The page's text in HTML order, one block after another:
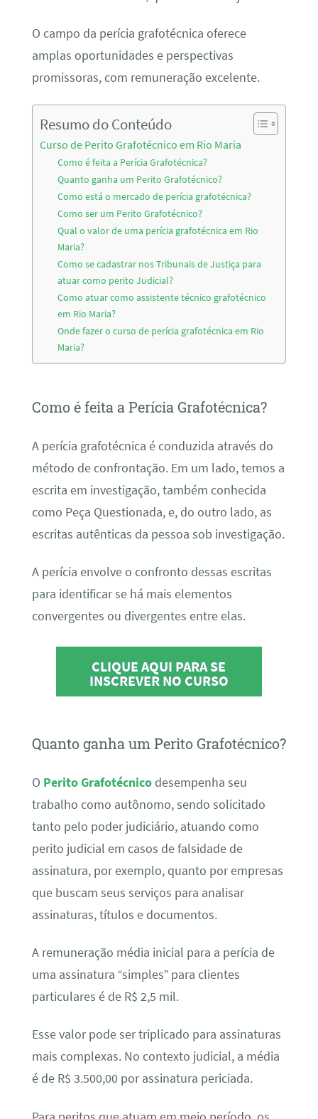
O campo da perícia grafotécnica oferece
amplas oportunidades e perspectivas
promissoras, com remuneração excelente.
Resumo do Conteúdo
Curso de Perito Grafotécnico em Rio Maria
Como é feita a Perícia Grafotécnica?
Quanto ganha um Perito Grafotécnico?
Como está o mercado de perícia grafotécnica?
Como ser um Perito Grafotécnico?
Qual o valor de uma perícia grafotécnica em Rio
Maria?
Como se cadastrar nos Tribunais de Justiça para
atuar como perito Judicial?
Como atuar como assistente técnico grafotécnico
em Rio Maria?
Onde fazer o curso de perícia grafotécnica em Rio
Maria?
Como é feita a Perícia Grafotécnica?
A perícia grafotécnica é conduzida através do
método de confrontação. Em um lado, temos a
escrita em investigação, também conhecida
como Peça Questionada, e, do outro lado, as
escritas autênticas da pessoa sob investigação.
A perícia envolve o confronto dessas escritas
para identificar se há mais elementos
convergentes ou divergentes entre elas.
CLIQUE AQUI PARA SE
INSCREVER NO CURSO
Quanto ganha um Perito Grafotécnico?
O Perito Grafotécnicodesempenha seu
trabalho como autônomo, sendo solicitado
tanto pelo poder judiciário, atuando como
perito judicial em casos de falsidade de
assinatura, por exemplo, quanto por empresas
que buscam seus serviços para analisar
assinaturas, títulos e documentos.
A remuneração média inicial para a perícia de
uma assinatura “simples” para clientes
particulares é de R$ 2,5 mil.
Esse valor pode ser triplicado para assinaturas
mais complexas. No contexto judicial, a média
é de R$ 3.500,00 por assinatura periciada.